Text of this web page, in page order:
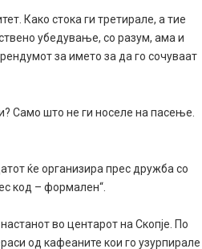
Како стока ги третирале, а тие
убедување, со разум, ама и
за името за да го сочуваат
Само што не ги носеле на пасење.
ќе организира прес дружба со
код – формален“.
во центарот на Скопје. По
од кафеаните кои го узурпирале